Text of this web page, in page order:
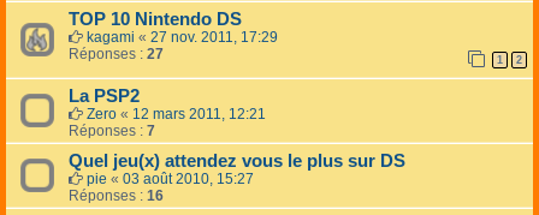
TOP 10 Nintendo DS
kagami « 27 nov. 2011, 17:29
Réponses : 27 1 2
La PSP2
Zero « 12 mars 2011, 12:21
Réponses : 7
Quel jeu(x) attendez vous le plus sur DS
pie « 03 août 2010, 15:27
Réponses : 16